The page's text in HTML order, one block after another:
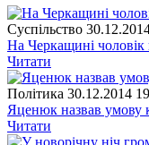
Суспiльство
На Черкащині
Читати
Полiтика 30.12.2014
Яценюк назвав умову
Читати